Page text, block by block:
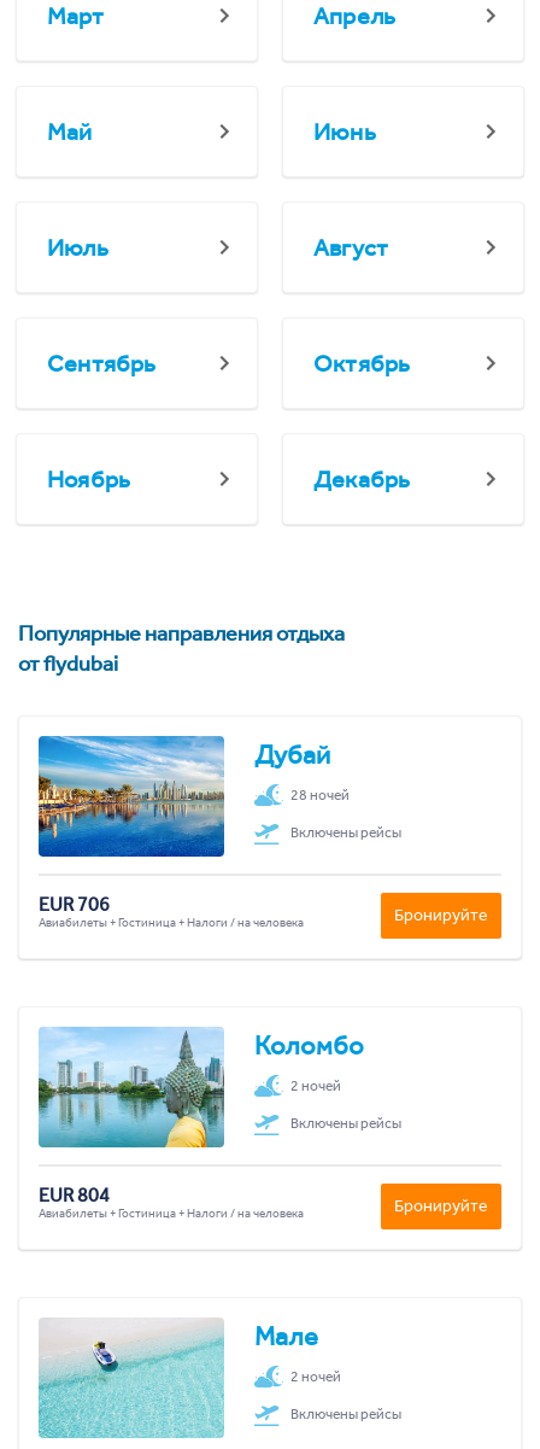
Март Апрель
Май Июнь
Июль Август
Сентябрь Октябрь
Ноябрь Декабрь
Популярные направления отдыха
от flydubai
Дубай
28 ночей
Включены рейсы
EUR 706
Авиабилеты + Гостиница + Налоги / на человека Бронируйте
Коломбо
2 ночей
Включены рейсы
EUR 804
Авиабилеты + Гостиница + Налоги / на человека Бронируйте
Мале
2 ночей
Включены рейсы